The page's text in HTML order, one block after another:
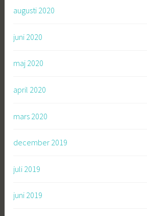
augusti 2020
juni 2020
maj 2020
april 2020
mars 2020
december 2019
juli 2019
juni 2019